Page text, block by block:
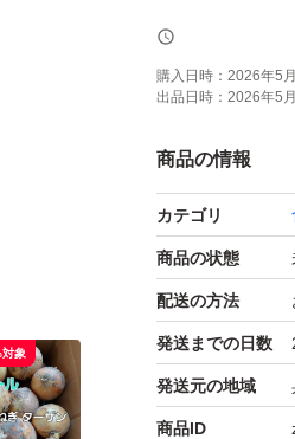
購入日時： 2026年5
出品日時： 2026年5
商品の情報
カテゴリ
商品の状態
配送の方法
発送までの日数
発送元の地域
商品ID
象